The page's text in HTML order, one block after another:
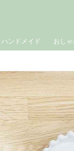
ハンドメイド おしゃ